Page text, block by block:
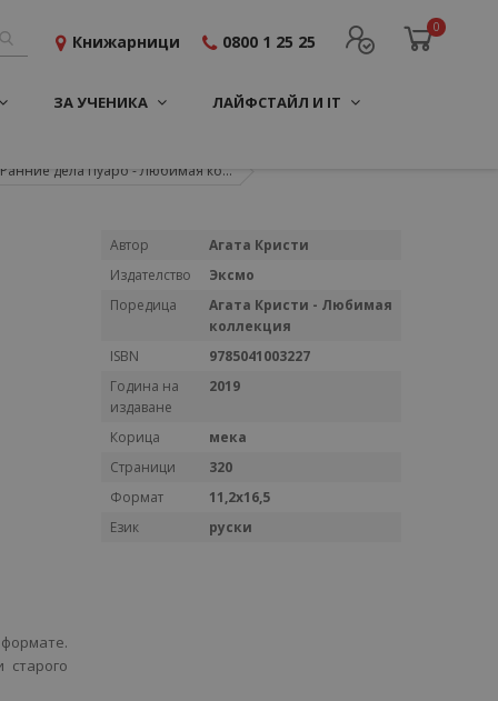
0
Книжарници 0800 1 25 25
ЗА УЧЕНИКА ЛАЙФСТАЙЛ И IT
Ранние дела Пуаро - Любимая ко...
старого
Повече
Автор
Агата Кристи
Издателство
Эксмо
Поредица
Агата Кристи - Любимая
коллекция
ISBN
9785041003227
Година на
издаване
2019
Корица
мека
Страници
320
Формат
11,2x16,5
Език
руски